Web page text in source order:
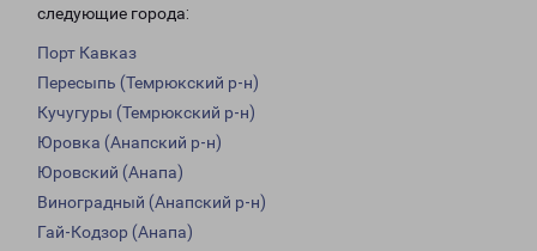
следующие города:
Порт Кавказ
Пересыпь (Темрюкский р-н)
Кучугуры (Темрюкский р-н)
Юровка (Анапский р-н)
Юровский (Анапа)
Виноградный (Анапский р-н)
Гай-Кодзор (Анапа)